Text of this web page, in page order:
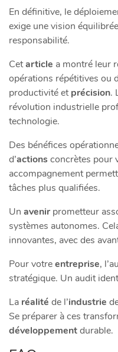
En définitive, le
exige une vision
responsabilité.
Cetarticle a montré leur
opérations répétitives ou
productivité etprécision.
révolution industrielle
technologie.
Des bénéfices
d’actionsconcrètes pour
accompagnement
tâches plus qualifiées.
Un avenirprometteur
systèmes autonomes.
innovantes, avec des
Pour votreentreprise,
stratégique. Un audit
La réalité de l’industrie
Se préparer à ces
développementdurable.